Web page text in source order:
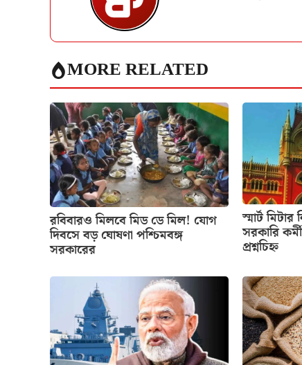
MORE RELATED
রবিবারও মিলবে মিড ডে মিল! যোগ
দিবসে বড় ঘোষণা পশ্চিমবঙ্গ
সরকারের
স্মার্ট
সরকারি
প্রশ্নচিহ্ন